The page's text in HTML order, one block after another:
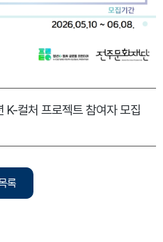
K-컬처 프로젝트 참여자 모집
록